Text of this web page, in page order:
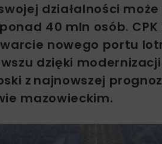
działalności
40 mln osób.
nowego portu
dzięki
z najnowszej
mazowieckim.